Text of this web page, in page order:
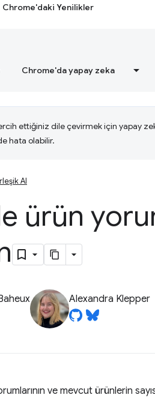
Chrome'daki Yenilikler
Chrome'da yapay zeka
ettiğiniz dile çevirmek için yapay
hata olabilir.
AI
ürün
Alexandra Klepper
ve mevcut ürünlerin